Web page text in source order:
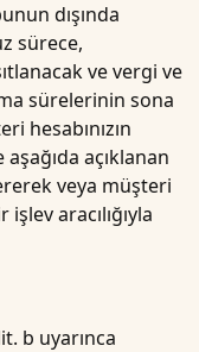
dışında
sürece,
ve vergi ve
sürelerinin sona
hesabınızın
açıklanan
veya müşteri
aracılığıyla
b uyarınca